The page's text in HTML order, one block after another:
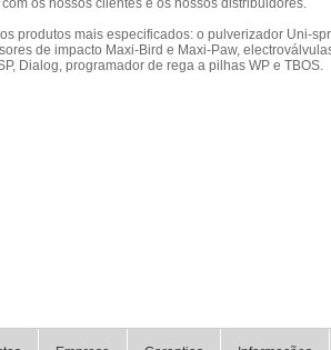
os nossos clientes e os nossos distribuidores.
produtos mais especificados: o pulverizador Uni-
de impacto Maxi-Bird e Maxi-Paw,
Dialog, programador de rega a pilhas WP e TBOS.